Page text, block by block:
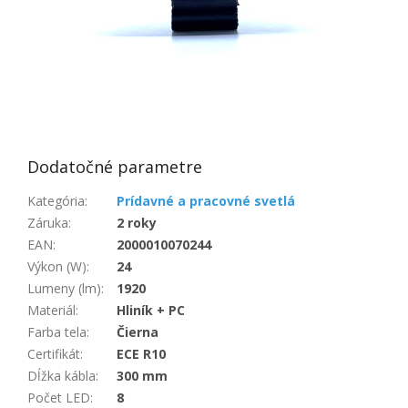
Dodatočné parametre
Kategória:
Prídavné a pracovné svetlá
Záruka:
2 roky
EAN:
2000010070244
Výkon (W):
24
Lumeny (lm):
1920
Materiál:
Hliník + PC
Farba tela:
Čierna
Certifikát:
ECE R10
Dĺžka kábla:
300 mm
Počet LED:
8